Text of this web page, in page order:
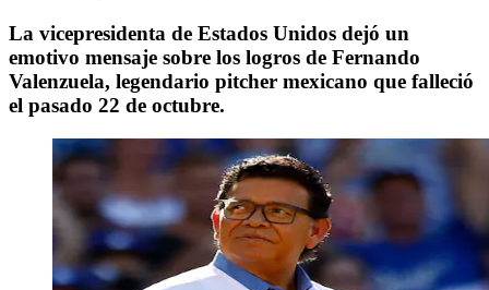
La vicepresidenta de Estados Unidos dejó un
emotivo mensaje sobre los logros de Fernando
Valenzuela, legendario pitcher mexicano que falleció
el pasado 22 de octubre.